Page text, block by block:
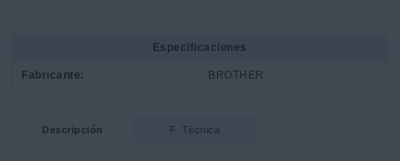
Especificaciones
Fabricante: BROTHER
Descripción F. Técnica